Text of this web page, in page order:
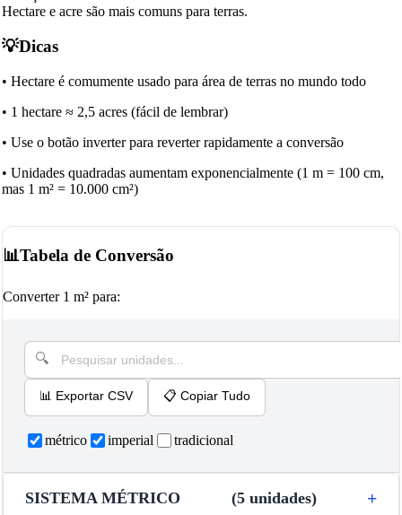
Hectare e acre são mais comuns para terras.
💡Dicas
• Hectare é comumente usado para área de terras no mundo todo
• 1 hectare ≈ 2,5 acres (fácil de lembrar)
• Use o botão inverter para reverter rapidamente a conversão
• Unidades quadradas aumentam exponencialmente (1 m = 100 cm,
mas 1 m² = 10.000 cm²)
📊Tabela de Conversão
Converter 1 m² para:
📊 Exportar CSV 📋 Copiar Tudo
métrico imperial tradicional
SISTEMA MÉTRICO (5 unidades)